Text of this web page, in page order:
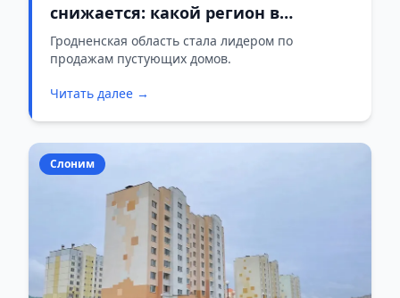
снижается: какой регион в
лидерах
Гродненская область стала лидером по
продажам пустующих домов.
Читать далее →
Слоним